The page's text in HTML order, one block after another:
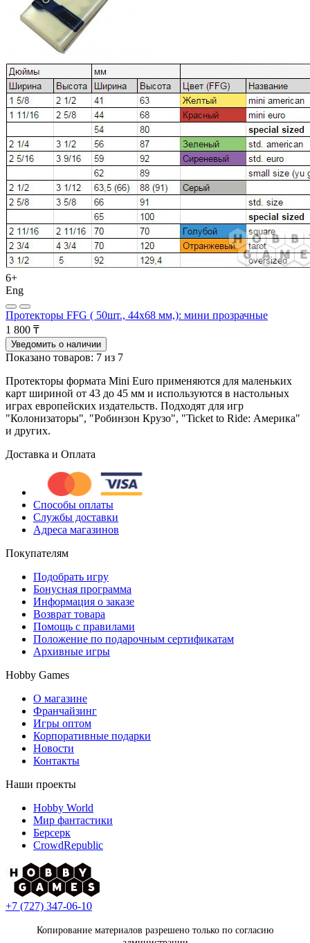
6+
Eng
Протекторы FFG ( 50шт., 44x68 мм,): мини прозрачные
1 800 ₸
Уведомить о наличии
Показано товаров: 7 из 7
Протекторы формата Mini Euro применяются для маленьких
карт шириной от 43 до 45 мм и используются в настольных
играх европейских издательств. Подходят для игр
"Колонизаторы", "Робинзон Крузо", "Ticket to Ride: Америка"
и других.
Доставка и Оплата
Способы оплаты
Службы доставки
Адреса магазинов
Покупателям
Подобрать игру
Бонусная программа
Информация о заказе
Возврат товара
Помощь с правилами
Положение по подарочным сертификатам
Архивные игры
Hobby Games
О магазине
Франчайзинг
Игры оптом
Корпоративные подарки
Новости
Контакты
Наши проекты
Hobby World
Мир фантастики
Берсерк
CrowdRepublic
+7 (727) 347-06-10
Копирование материалов разрешено только по согласию